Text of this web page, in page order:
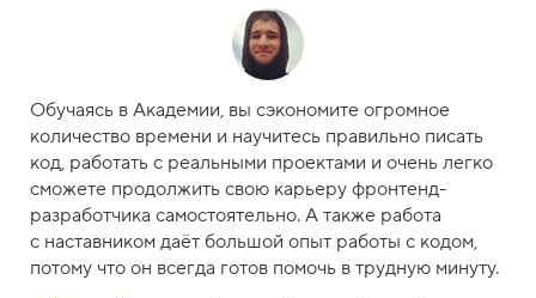
Обучаясь в Академии, вы сэкономите огромное
количество времени и научитесь правильно писать
код, работать с реальными проектами и очень легко
сможете продолжить свою карьеру фронтенд-
разработчика самостоятельно. А также работа
с наставником даёт большой опыт работы с кодом,
потому что он всегда готов помочь в трудную минуту.